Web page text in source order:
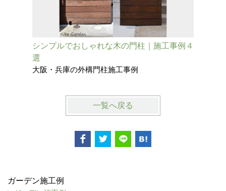
シンプルでおしゃれな木の門柱｜施工事例４
選
大阪・兵庫の外構門柱施工事例
一覧へ戻る
ガーデン施工例